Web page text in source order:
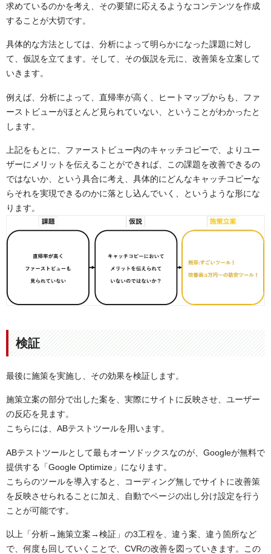
求めているのかを考え、その要望に応えるようなコンテンツを作成
することが大切です。
具体的な方法としては、分析によって明らかになった課題に対し
て、仮説を立てます。そして、その仮説を元に、改善策を立案して
いきます。
例えば、分析によって、直帰率が高く、ヒートマップからも、ファ
ーストビューがほとんど見られていない、ということがわかったと
します。
上記をもとに、ファーストビュー内のキャッチコピーで、よりユー
ザーにメリットを伝えることができれば、この課題を改善できるの
ではないか、という具合に考え、具体的にどんなキャッチコピーな
らそれを実現できるのかに落とし込んでいく、というような形にな
ります。
検証
最後に施策を実施し、その効果を検証します。
施策立案の部分で出した案を、実際にサイトに反映させ、ユーザー
の反応を見ます。
こちらには、ABテストツールを用います。
ABテストツールとして最もオーソドックスなのが、Googleが無料で
提供する「Google Optimize」になります。
こちらのツールを導入すると、コーディング無しでサイトに改善策
を反映させられることに加え、自動でページの出し分け設定を行う
ことが可能です。
以上「分析→施策立案→検証」の3工程を、違う案、違う箇所など
で、何度も回していくことで、CVRの改善を図っていきます。この